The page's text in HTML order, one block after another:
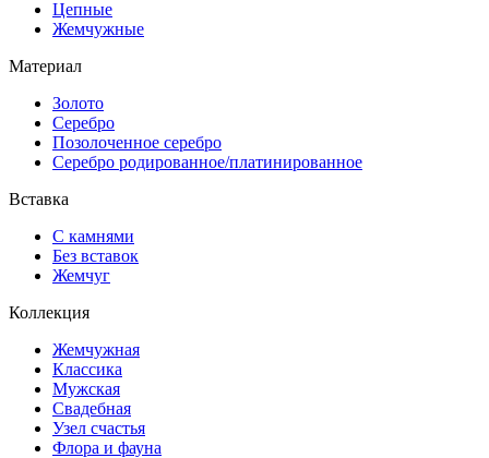
Цепные
Жемчужные
Материал
Золото
Серебро
Позолоченное серебро
Серебро родированное/платинированное
Вставка
С камнями
Без вставок
Жемчуг
Коллекция
Жемчужная
Классика
Мужская
Свадебная
Узел счастья
Флора и фауна